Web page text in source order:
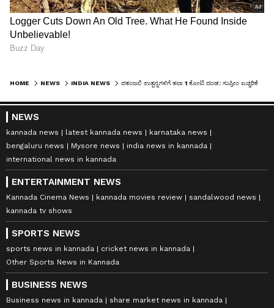
HOME NEWS INDIA NEWS ಪತಂಜಲಿ ಉತ್ಪನ್ನಗಳಿಗೆ ತಲಾ 1 ಕೋಟಿ ದಂಡ: ಸುಪ್ರೀಂ ಎಚ್ಚರಿಕೆ
NEWS
kannada news latest kannada news
karnataka news
bengaluru news
Mysore news
india news in kannada
international news in kannada
ENTERTAINMENT NEWS
Kannada Cinema News kannada movies review
sandalwood news
kannada tv shows
SPORTS NEWS
sports news in kannada
cricket news in kannada
Other Sports News in Kannada
BUSINESS NEWS
Business news in kannada
share market news in kannada